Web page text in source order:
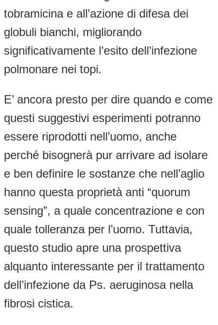
tobramicina e all’azione di difesa dei
globuli bianchi, migliorando
significativamente l’esito dell’infezione
polmonare nei topi.
E’ ancora presto per dire quando e come
questi suggestivi esperimenti potranno
essere riprodotti nell’uomo, anche
perché bisognerà pur arrivare ad isolare
e ben definire le sostanze che nell’aglio
hanno questa proprietà anti “quorum
sensing”, a quale concentrazione e con
quale tolleranza per l’uomo. Tuttavia,
questo studio apre una prospettiva
alquanto interessante per il trattamento
dell’infezione da Ps. aeruginosa nella
fibrosi cistica.